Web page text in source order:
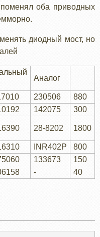
оба приводных
диодный мост, но
Аналог
230506
880
142075
300
28-8202 1800
INR402P
800
133673
150
-
40